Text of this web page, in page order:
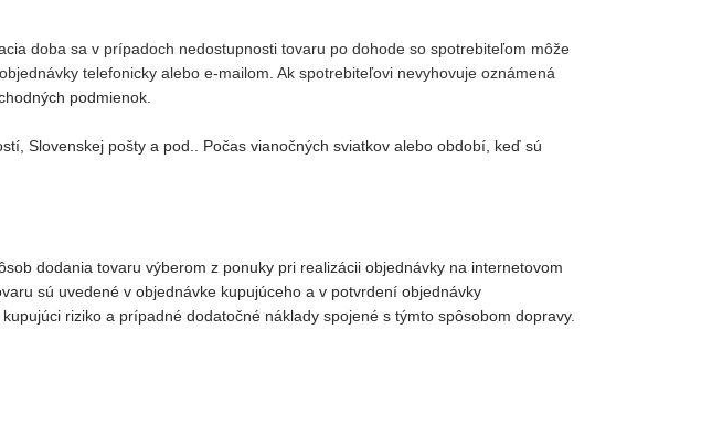
doba sa v prípadoch nedostupnosti tovaru po dohode so spotrebiteľom môže
telefonicky alebo e-mailom. Ak spotrebiteľovi nevyhovuje oznámená
podmienok.
Slovenskej pošty a pod.. Počas vianočných sviatkov alebo období, keď sú
dodania tovaru výberom z ponuky pri realizácii objednávky na internetovom
sú uvedené v objednávke kupujúceho a v potvrdení objednávky
riziko a prípadné dodatočné náklady spojené s týmto spôsobom dopravy.